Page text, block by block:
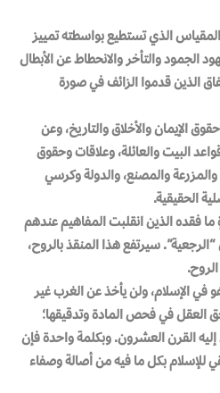
الذي تستطيع بواسطته تمييز
الجمود والتأخر والانحطاط عن الأبطال
الذين قدموا الزائف في صورة
الإيمان والأخلاق والتاريخ، وعن
البيت والعائلة، وعلاقات وحقوق
والمصنع، والدولة وكرسي
الحقيقية.
فقده الذين انقلبت المفاهيم عندهم
سيرتفع هذا المنقذ بالروح،
الإسلام، ولن يأخذ عن الغرب غير
العقل في فحص المادة وتدقيقها؛
القرن العشرون. وبكلمة واحدة فإن
للإسلام بكل ما فيه من أصالة وصفاء